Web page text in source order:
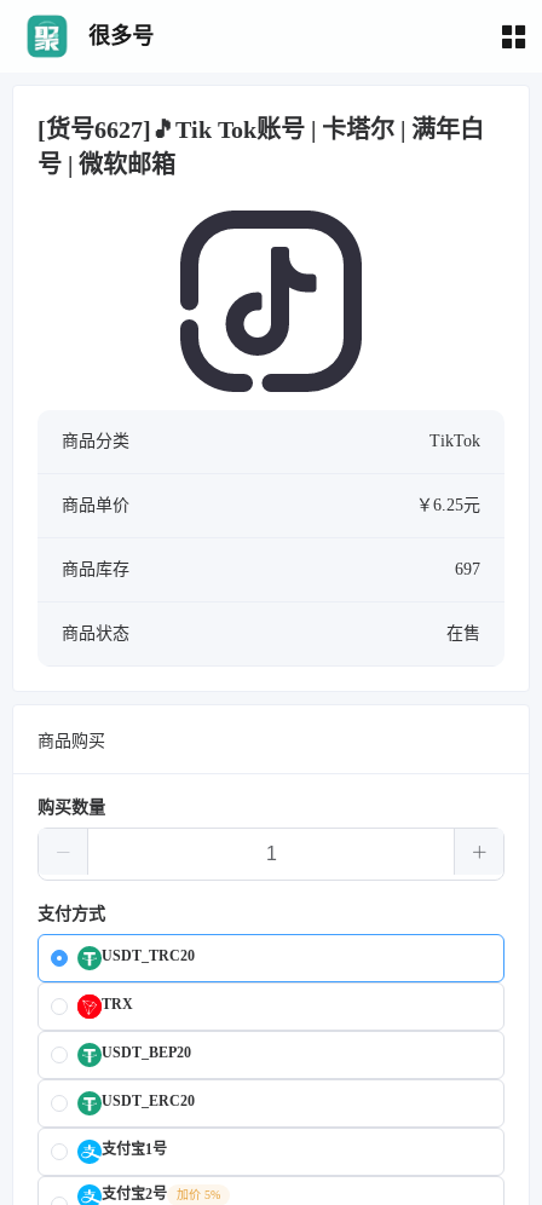
很多号
[货号6627]🎵Tik Tok账号 | 卡塔尔 | 满年白
号 | 微软邮箱
商品分类 TikTok
商品单价 ￥6.25元
商品库存 697
商品状态 在售
商品购买
购买数量
支付方式
USDT_TRC20
TRX
USDT_BEP20
USDT_ERC20
支付宝1号
支付宝2号
加价 5%